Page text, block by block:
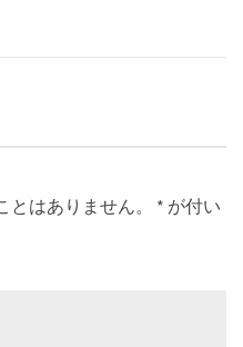
はありません。 * が付い